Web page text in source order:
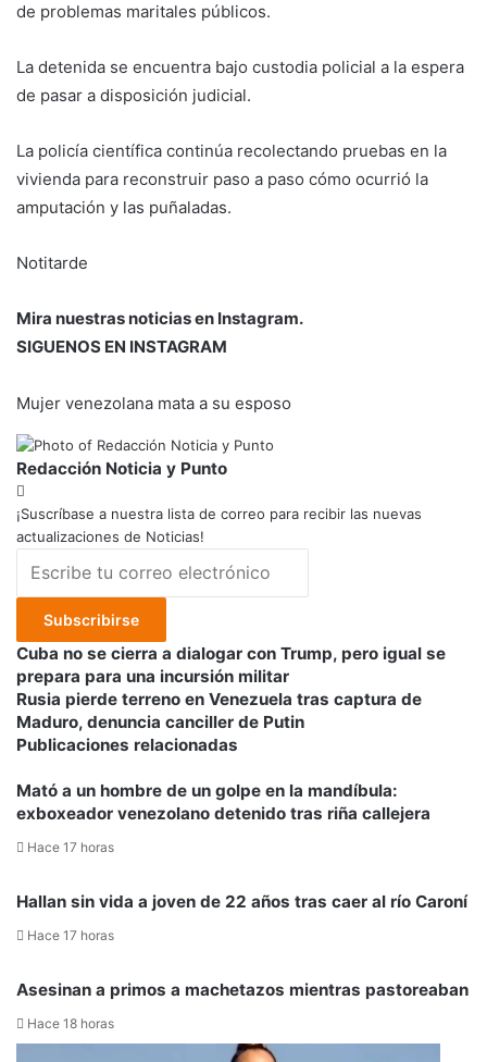
de problemas maritales públicos.
La detenida se encuentra bajo custodia policial a la espera
de pasar a disposición judicial.
La policía científica continúa recolectando pruebas en la
vivienda para reconstruir paso a paso cómo ocurrió la
amputación y las puñaladas.
Notitarde
Mira nuestras noticias en Instagram.
SIGUENOS EN INSTAGRAM
Mujer venezolana mata a su esposo
Redacción Noticia y Punto
¡Suscríbase a nuestra lista de correo para recibir las nuevas
actualizaciones de Noticias!
correo
electrónico
Cuba
no
se
cierra
a
con
Trump,
igual
prepara
militar
Cuba no se cierra a dialogar con Trump, pero igual se
prepara para una incursión militar
Rusia
pierde
terreno
Venezuela
tras
de
denuncia
Rusia pierde terreno en Venezuela tras captura de
Maduro, denuncia canciller de Putin
Publicaciones relacionadas
Mató a un hombre de un golpe en la mandíbula:
exboxeador venezolano detenido tras riña callejera
Hace 17 horas
Hallan sin vida a joven de 22 años tras caer al río Caroní
Hace 17 horas
Asesinan a primos a machetazos mientras pastoreaban
Hace 18 horas